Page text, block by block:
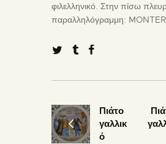
φιλελληνικό. Στην πίσω
παραλληλόγραμμη:
Πιάτο
γαλλικ
ό